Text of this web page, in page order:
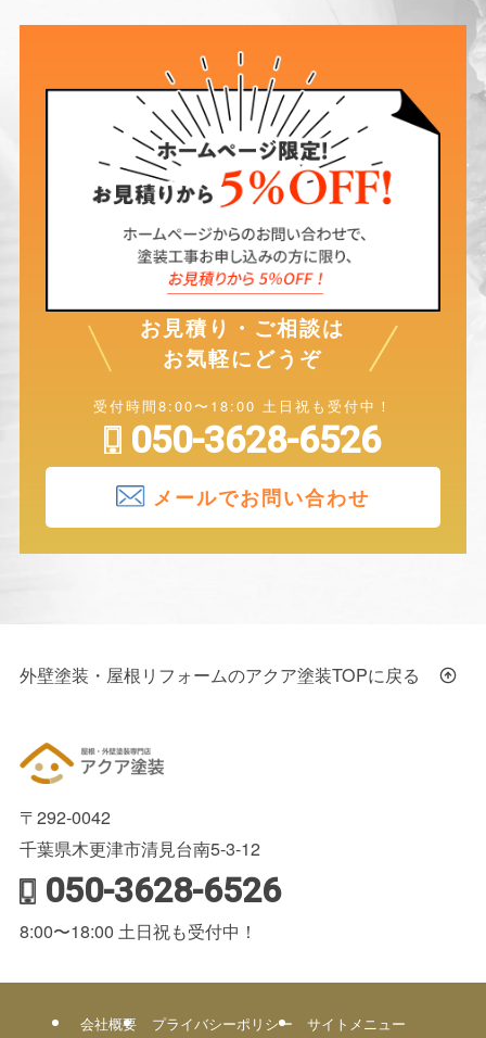
お見積り・ご相談は
お気軽にどうぞ
受付時間8:00〜18:00 土日祝も受付中！
050-3628-6526
メールでお問い合わせ
外壁塗装・屋根リフォームのアクア塗装TOPに戻る
〒292-0042
千葉県木更津市清見台南5-3-12
050-3628-6526
8:00〜18:00 土日祝も受付中！
会社概要 プライバシーポリシー サイトメニュー